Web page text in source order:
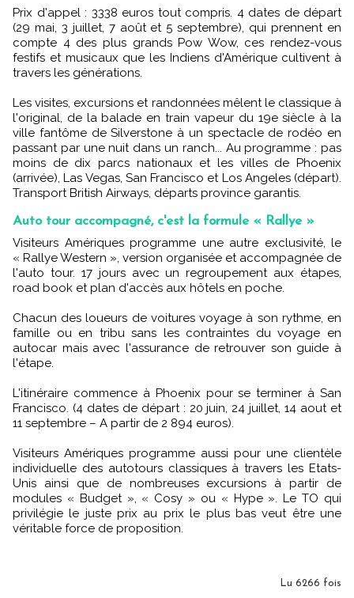
Prix d'appel : 3338 euros tout compris. 4 dates de départ
(29 mai, 3 juillet, 7 août et 5 septembre), qui prennent en
compte 4 des plus grands Pow Wow, ces rendez-vous
festifs et musicaux que les Indiens d'Amérique cultivent à
travers les générations.
Les visites, excursions et randonnées mêlent le classique à
l'original, de la balade en train vapeur du 19e siècle à la
ville fantôme de Silverstone à un spectacle de rodéo en
passant par une nuit dans un ranch... Au programme : pas
moins de dix parcs nationaux et les villes de Phoenix
(arrivée), Las Vegas, San Francisco et Los Angeles (départ).
Transport British Airways, départs province garantis.
Auto tour accompagné, c'est la formule « Rallye »
Visiteurs Amériques programme une autre exclusivité, le
« Rallye Western », version organisée et accompagnée de
l'auto tour. 17 jours avec un regroupement aux étapes,
road book et plan d'accès aux hôtels en poche.
Chacun des loueurs de voitures voyage à son rythme, en
famille ou en tribu sans les contraintes du voyage en
autocar mais avec l'assurance de retrouver son guide à
l'étape.
L'itinéraire commence à Phoenix pour se terminer à San
Francisco. (4 dates de départ : 20 juin, 24 juillet, 14 aout et
11 septembre – A partir de 2 894 euros).
Visiteurs Amériques programme aussi pour une clientèle
individuelle des autotours classiques à travers les Etats-
Unis ainsi que de nombreuses excursions à partir de
modules « Budget », « Cosy » ou « Hype ». Le TO qui
privilégie le juste prix au prix le plus bas veut être une
véritable force de proposition.
Lu 6266 fois